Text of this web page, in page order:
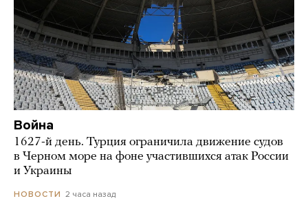
Война
1627-й день. Турция ограничила движение судов
в Черном море на фоне участившихся атак России
и Украины
НОВОСТИ 2 часа назад